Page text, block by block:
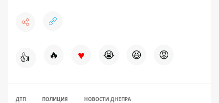
👍 🔥 ♥ 😭 😆 😡
ДТП ПОЛИЦИЯ НОВОСТИ ДНЕПРА